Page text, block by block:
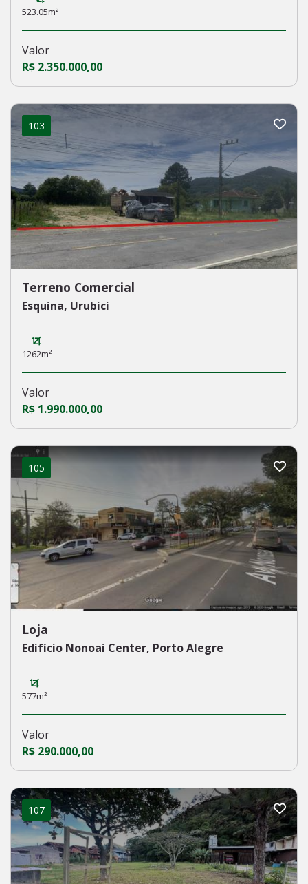
523.05m²
Valor
R$ 2.350.000,00
103
Terreno Comercial
Esquina, Urubici
1262m²
Valor
R$ 1.990.000,00
105
Loja
Edifício Nonoai Center, Porto Alegre
577m²
Valor
R$ 290.000,00
107